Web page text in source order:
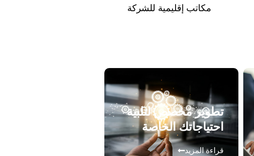
مكاتب إقليمية للشركة
تطوير مخصص لتلبية
احتياجاتك الخاصة
قراءة المزيد